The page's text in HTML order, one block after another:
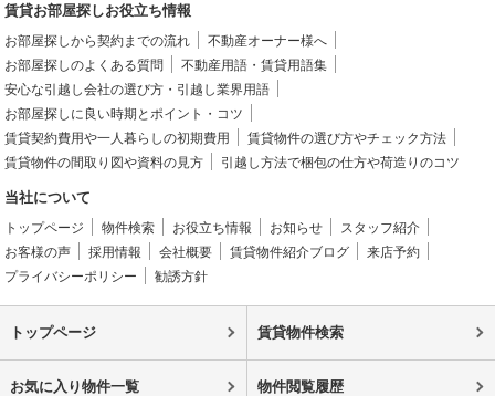
賃貸お部屋探しお役立ち情報
お部屋探しから契約までの流れ
不動産オーナー様へ
お部屋探しのよくある質問
不動産用語・賃貸用語集
安心な引越し会社の選び方・引越し業界用語
お部屋探しに良い時期とポイント・コツ
賃貸契約費用や一人暮らしの初期費用
賃貸物件の選び方やチェック方法
賃貸物件の間取り図や資料の見方
引越し方法で梱包の仕方や荷造りのコツ
当社について
トップページ 物件検索 お役立ち情報 お知らせ
スタッフ紹介
お客様の声
採用情報 会社概要 賃貸物件紹介ブログ
来店予約
プライバシーポリシー
勧誘方針
トップページ 賃貸物件検索
お気に入り物件一覧 物件閲覧履歴